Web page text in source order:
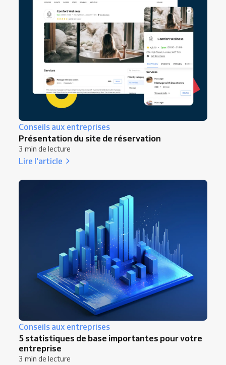
Conseils aux entreprises
Présentation du site de réservation
3 min de lecture
Lire l'article
Conseils aux entreprises
5 statistiques de base importantes pour votre
entreprise
3 min de lecture